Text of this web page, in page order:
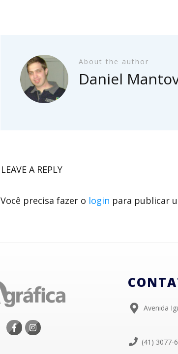
About the author
Daniel
LEAVE A REPLY
Você precisa fazer o login para publicar
Avenida
(41) 3077-